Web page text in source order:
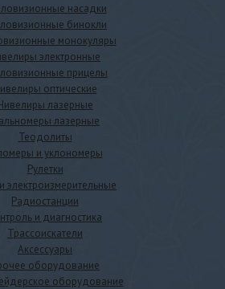
насадки
бинокли
монокуляры
электронные
прицелы
оптические
лазерные
лазерные
Теодолиты
и уклономеры
Рулетки
электроизмерительные
Радиостанции
и диагностика
Трассоискатели
Аксессуары
оборудование
оборудование